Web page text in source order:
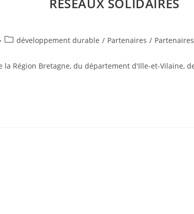
RÉSEAUX SOLIDAIRES
Postdéveloppement durable / Partenaires /
la Région Bretagne, du département d'Ille-et-Vilaine,